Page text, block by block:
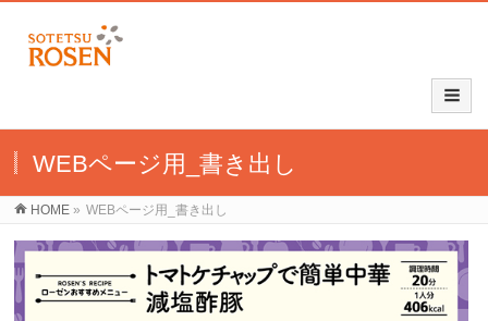
WEBページ用_書き出し
HOME » WEBページ用_書き出し